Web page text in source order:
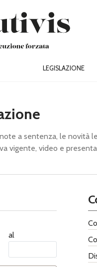
LEGISLAZIONE
a sentenza, le novità
vigente, video e
al